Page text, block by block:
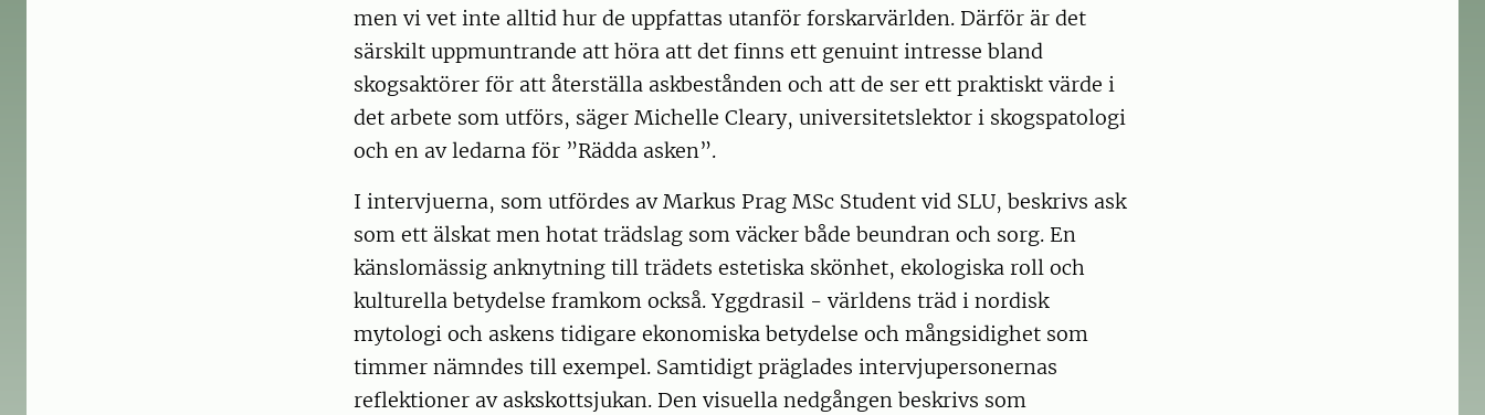
men vi vet inte alltid hur de uppfattas utanför forskarvärlden. Därför är det
särskilt uppmuntrande att höra att det finns ett genuint intresse bland
skogsaktörer för att återställa askbestånden och att de ser ett praktiskt värde i
det arbete som utförs, säger Michelle Cleary, universitetslektor i skogspatologi
och en av ledarna för ”Rädda asken”.
I intervjuerna, som utfördes av Markus Prag MSc Student vid SLU, beskrivs ask
som ett älskat men hotat trädslag som väcker både beundran och sorg. En
känslomässig anknytning till trädets estetiska skönhet, ekologiska roll och
kulturella betydelse framkom också. Yggdrasil - världens träd i nordisk
mytologi och askens tidigare ekonomiska betydelse och mångsidighet som
timmer nämndes till exempel. Samtidigt präglades intervjupersonernas
reflektioner av askskottsjukan. Den visuella nedgången beskrivs som